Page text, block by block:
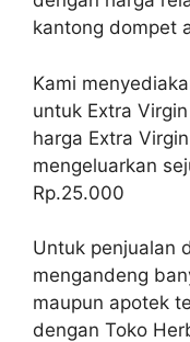
kantong dompet
Kami
untuk Extra
harga Extra
mengeluarkan
Rp.25.000
Untuk penjualan
mengandeng
maupun apotek
dengan Toko